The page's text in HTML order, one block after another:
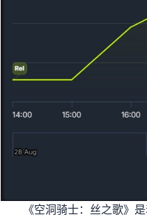
《空洞骑士：丝之歌》